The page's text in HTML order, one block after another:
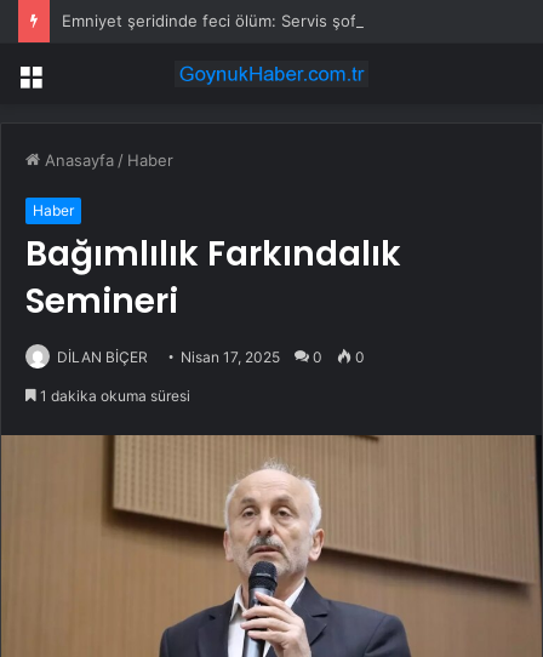
Menü
Anasayfa / Haber
Haber
Bağımlılık Farkındalık
Semineri
DİLAN BİÇER Nisan 17, 2025 0 0
1 dakika okuma süresi